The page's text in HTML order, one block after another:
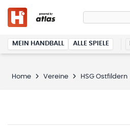
MEIN HANDBALL ALLE SPIELE
Home Vereine HSG Ostfildern